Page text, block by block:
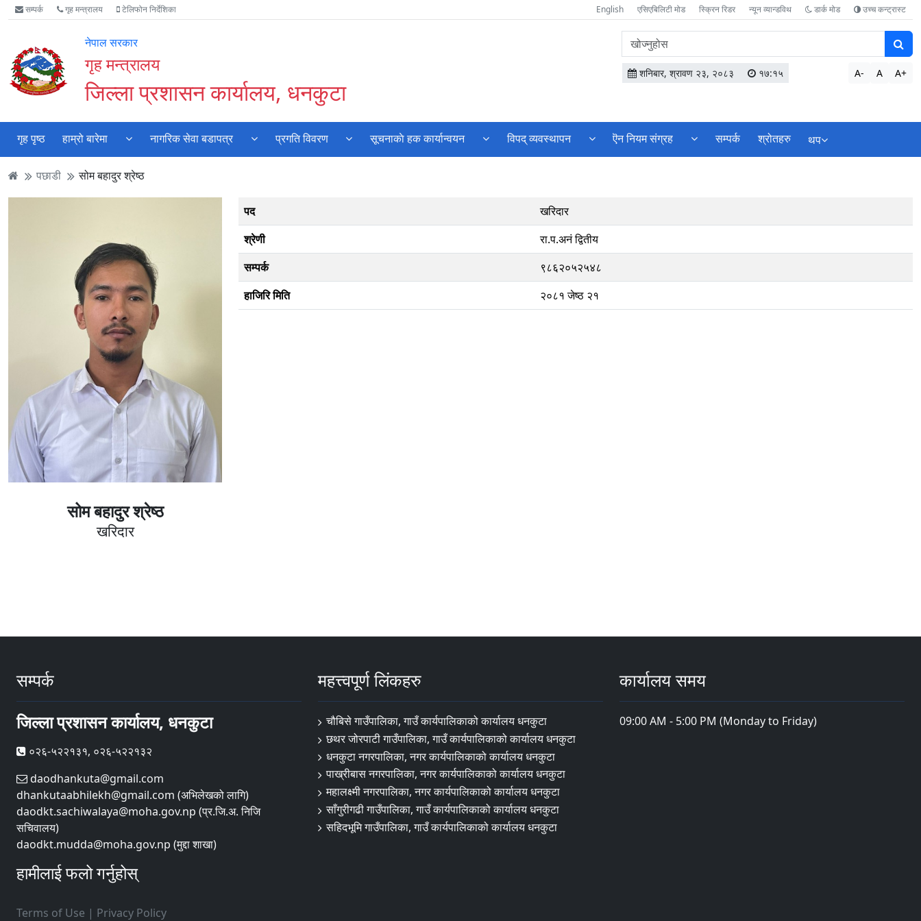
Accessibility
Mode
गर्नुहोस्
मुख्य
सामाग्री
मुख्य
नेभिगेसन
वेबसाइट
खोजमा
सम्पर्क गृह मन्त्रालय टेलिफोन निर्देशिका English एसिएबिलिटी मोड स्क्रिन रिडर न्यून व्यान्डविथ डार्क मोड उच्च कन्ट्रास्ट
नेपाल सरकार
गृह मन्त्रालय
जिल्ला प्रशासन कार्यालय, धनकुटा
वेबसाइटमा
सामग्री
खोज्नुहोस
शनिबार, श्रावण २३, २०८३ १७:१५ A- A A+
गृह पृष्ठ हाम्रो बारेमा नागरिक सेवा बडापत्र प्रगति विवरण सूचनाकाे हक कार्यान्वयन विपद् व्यवस्थापन ऎन नियम संग्रह सम्पर्क श्रोतहरु थप
पछाडी सोम बहादुर श्रेष्ठ
सोम बहादुर श्रेष्ठ
खरिदार
पद
खरिदार
श्रेणी
रा.प.अनं द्वितीय
सम्पर्क
९८६२०५२५४८
हाजिरि मिति
२०८१ जेष्ठ २१
सम्पर्क
जिल्ला प्रशासन कार्यालय, धनकुटा
०२६-५२२१३१, ०२६-५२२१३२
daodhankuta@gmail.com
dhankutaabhilekh@gmail.com (अभिलेखको लागि)
daodkt.sachiwalaya@moha.gov.np (प्र.जि.अ. निजि
सचिवालय)
daodkt.mudda@moha.gov.np (मुद्दा शाखा)
हामीलाई फलो गर्नुहोस्
Terms of Use | Privacy Policy
महत्त्वपूर्ण लिंकहरु
चौबिसे गाउँपालिका, गाउँ कार्यपालिकाको कार्यालय धनकुटा
छथर जोरपाटी गाउँपालिका, गाउँ कार्यपालिकाको कार्यालय धनकुटा
धनकुटा नगरपालिका, नगर कार्यपालिकाको कार्यालय धनकुटा
पाख्रीबास नगरपालिका, नगर कार्यपालिकाको कार्यालय धनकुटा
महालक्ष्मी नगरपालिका, नगर कार्यपालिकाको कार्यालय धनकुटा
साँगुरीगढी गाउँपालिका, गाउँ कार्यपालिकाको कार्यालय धनकुटा
सहिदभूमि गाउँपालिका, गाउँ कार्यपालिकाको कार्यालय धनकुटा
कार्यालय समय
09:00 AM - 5:00 PM (Monday to Friday)